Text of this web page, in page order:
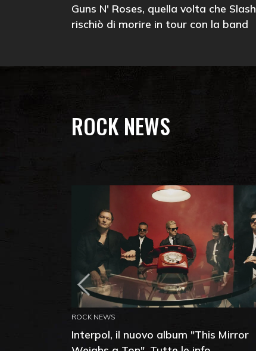
Guns N' Roses, quella volta che Slash
rischiò di morire in tour con la band
ROCK NEWS
ROCK NEWS
Interpol, il nuovo album "This Mirror